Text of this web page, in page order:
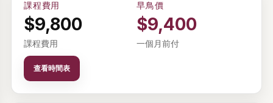
課程費用
$9,800
課程費用
早鳥價
$9,400
一個月前付
查看時間表